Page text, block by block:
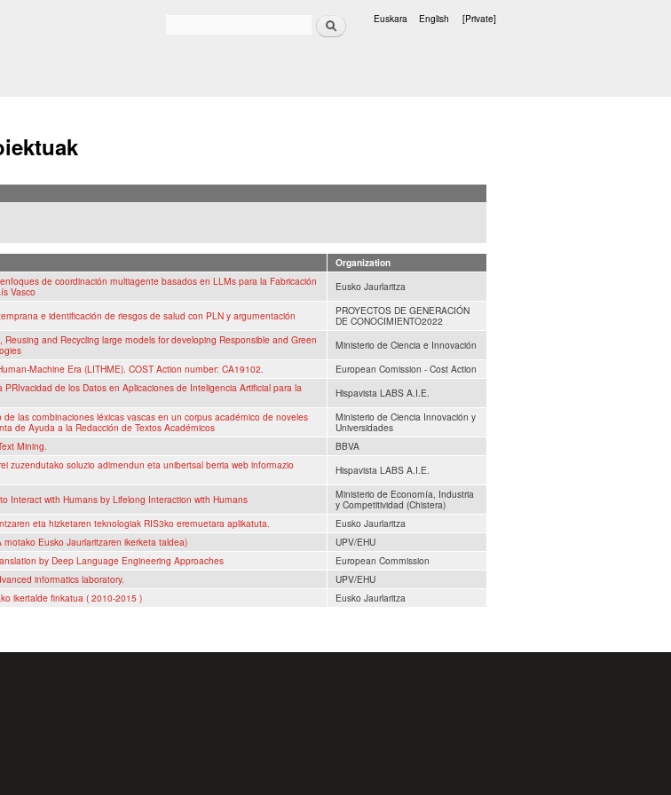
Search Euskara English [Private]
Organization
de coordinación multiagente basados en LLMs para la Fabricación
Vasco
Eusko Jaurlaritza
e identificación de riesgos de salud con PLN y argumentación
PROYECTOS DE GENERACIÓN
DE CONOCIMIENTO2022
Reusing and Recycling large models for developing Responsible and Green
Ministerio de Ciencia e Innovación
Machine Era (LITHME). COST Action number: CA19102.
European Comission - Cost Action
PRIvacidad de los Datos en Aplicaciones de Inteligencia Artificial para la
Hispavista LABS A.I.E.
de las combinaciones léxicas vascas en un corpus académico de noveles
de Ayuda a la Redacción de Textos Académicos
Ministerio de Ciencia Innovación y
Universidades
Mining.
BBVA
zuzendutako soluzio adimendun eta unibertsal berria web informazio
Hispavista LABS A.I.E.
Interact with Humans by Lifelong Interaction with Humans
Ministerio de Economía, Industria
y Competitividad (Chistera)
eta hizketaren teknologiak RIS3ko eremuetara aplikatuta.
Eusko Jaurlaritza
motako Eusko Jaurlaritzaren ikerketa taldea)
UPV/EHU
by Deep Language Engineering Approaches
European Commission
informatics laboratory.
UPV/EHU
ikertalde finkatua ( 2010-2015 ) Eusko Jaurlaritza